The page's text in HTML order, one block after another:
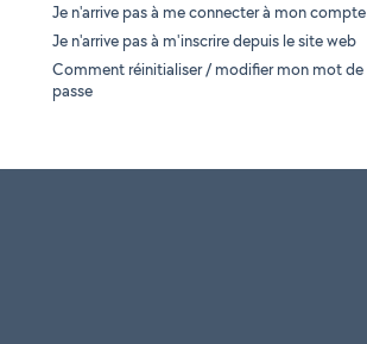
Je n'arrive pas à me connecter à mon compte
Je n'arrive pas à m'inscrire depuis le site web
Comment réinitialiser / modifier mon mot de
passe